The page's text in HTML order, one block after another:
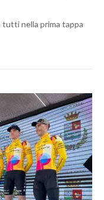
tutti nella prima tappa